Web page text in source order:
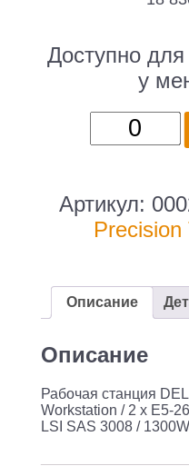
Доступно
у
товара
Precision
T7910
2
E5-
v4
/
Артикул:
Precision
Описание
Описание
Рабочая станция
Workstation / 2 x E5-
LSI SAS 3008 / 1300W